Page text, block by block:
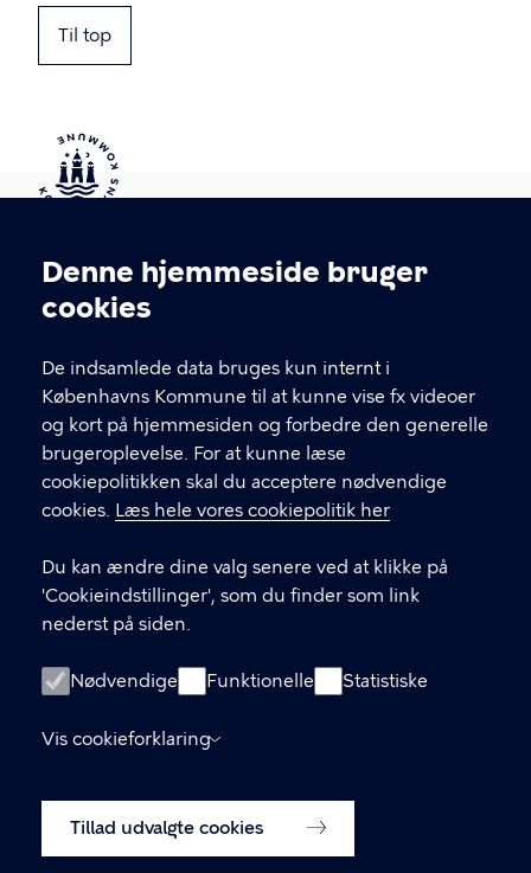
Cookieindstillinger
Denne hjemmeside bruger
cookies
De indsamlede data bruges kun internt i
Københavns Kommune til at kunne vise fx videoer
og kort på hjemmesiden og forbedre den generelle
brugeroplevelse. For at kunne læse
cookiepolitikken skal du acceptere nødvendige
cookies. Læs hele vores cookiepolitik her
Du kan ændre dine valg senere ved at klikke på
'Cookieindstillinger', som du finder som link
nederst på siden.
Nødvendige Funktionelle Statistiske
Vis cookieforklaring
Tillad udvalgte cookies
Til top
Kontakt Københavns Kommune
T
fFind andre kontakter her
CVR-nummer64942212
GENVEJE
Digital Post
Databeskyttelse
Tilgængelighedserklæring
Om hjemmesiden
Cookiepolitik